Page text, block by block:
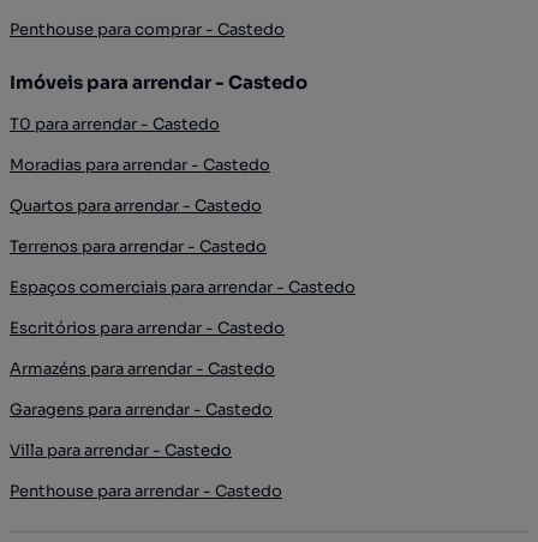
Penthouse para comprar - Castedo
Imóveis para arrendar - Castedo
T0 para arrendar - Castedo
Moradias para arrendar - Castedo
Quartos para arrendar - Castedo
Terrenos para arrendar - Castedo
Espaços comerciais para arrendar - Castedo
Escritórios para arrendar - Castedo
Armazéns para arrendar - Castedo
Garagens para arrendar - Castedo
Villa para arrendar - Castedo
Penthouse para arrendar - Castedo